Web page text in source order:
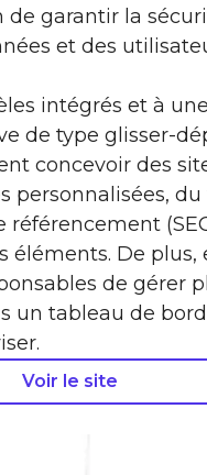
de garantir la
et des
intégrés et à une
de type glisser-
concevoir des
personnalisées,
éléments. De plus,
de gérer
un tableau de
Voir le site